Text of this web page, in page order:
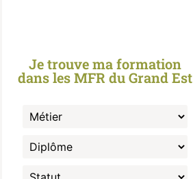
Je trouve ma formation
dans les MFR du Grand Est